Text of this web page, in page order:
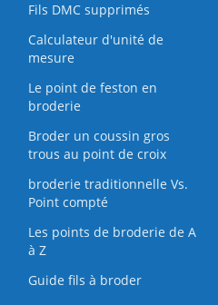
Fils DMC supprimés
Calculateur d'unité de
mesure
Le point de feston en
broderie
Broder un coussin gros
trous au point de croix
broderie traditionnelle Vs.
Point compté
Les points de broderie de A
à Z
Guide fils à broder